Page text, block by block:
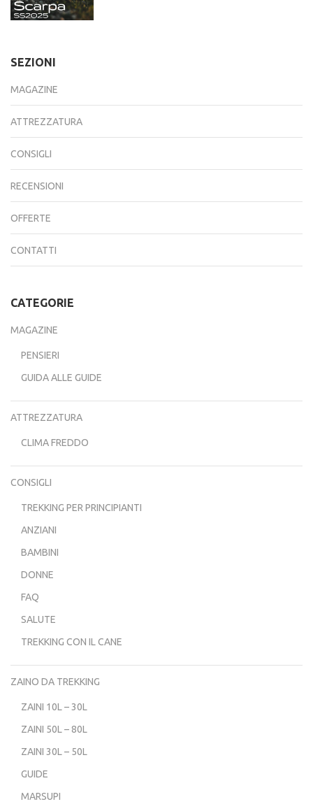
SEZIONI
MAGAZINE
ATTREZZATURA
CONSIGLI
RECENSIONI
OFFERTE
CONTATTI
CATEGORIE
MAGAZINE
PENSIERI
GUIDA ALLE GUIDE
ATTREZZATURA
CLIMA FREDDO
CONSIGLI
TREKKING PER PRINCIPIANTI
ANZIANI
BAMBINI
DONNE
FAQ
SALUTE
TREKKING CON IL CANE
ZAINO DA TREKKING
ZAINI 10L – 30L
ZAINI 50L – 80L
ZAINI 30L – 50L
GUIDE
MARSUPI